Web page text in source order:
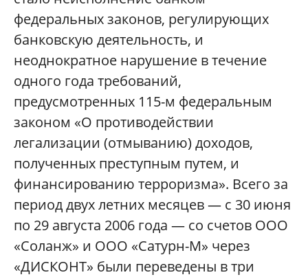
федеральных законов, регулирующих
банковскую деятельность, и
неоднократное нарушение в течение
одного года требований,
предусмотренных 115-м федеральным
законом «О противодействии
легализации (отмыванию) доходов,
полученных преступным путем, и
финансированию терроризма». Всего за
период двух летних месяцев — с 30 июня
по 29 августа 2006 года — со счетов ООО
«Соланж» и ООО «Сатурн-М» через
«ДИСКОНТ» были переведены в три